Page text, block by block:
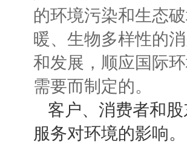
的环境污染和生态
暖、生物多样性的
和发展，顺应国际
需要而制定的。
客户、消费者和
服务对环境的影响